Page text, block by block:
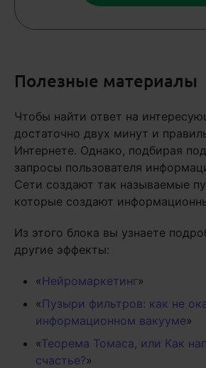
Полезные материалы
Чтобы найти ответ на
достаточно двух минут и
Интернете. Однако, подбирая
запросы пользователя
Сети создают так называемые
которые создают
Из этого блока вы узнаете
другие эффекты:
«Нейромаркетинг»
«Пузыри фильтров: как не
информационном вакууме»
«Теорема Томаса, или Как
счастье?»